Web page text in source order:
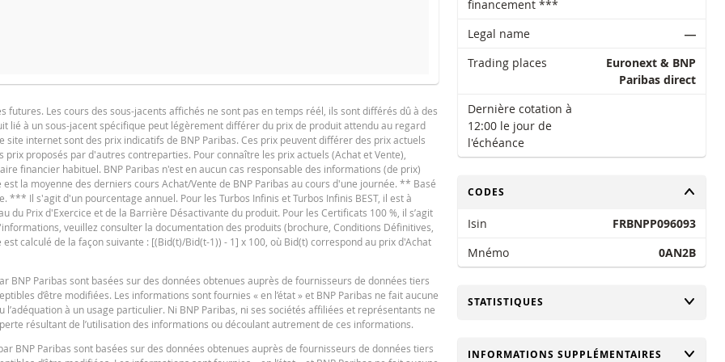
PÉRIODE
1 Jour 1 Semaine 1 An
SITUATION ACTUELLE NOUVELLE SITUATION
357,674
254,677
267,42
-
8,91
8,91
Les cours des sous-jacents affichés ne sont pas en temps réél, ils sont différés dû à des
lié à un sous-jacent spécifique peut légèrement différer du prix de produit attendu au regard
internet sont des prix indicatifs de BNP Paribas. Ces prix peuvent différer des prix actuels
proposés par d'autres contreparties. Pour connaître les prix actuels (Achat et Vente),
financier habituel. BNP Paribas n'est en aucun cas responsable des informations (de prix)
la moyenne des derniers cours Achat/Vente de BNP Paribas au cours d'une journée. ** Basé
Il s'agit d'un pourcentage annuel. Pour les Turbos Infinis et Turbos Infinis BEST, il est à
Prix d'Exercice et de la Barrière Désactivante du produit. Pour les Certificats 100 %, il s’agit
veuillez consulter la documentation des produits (brochure, Conditions Définitives,
calculé de la façon suivante : [(Bid(t)/Bid(t-1)) - 1] x 100, où Bid(t) correspond au prix d'Achat
BNP Paribas sont basées sur des données obtenues auprès de fournisseurs de données tiers
d’être modifiées. Les informations sont fournies « en l’état » et BNP Paribas ne fait aucune
à un usage particulier. Ni BNP Paribas, ni ses sociétés affiliées et représentants ne
résultant de l’utilisation des informations ou découlant autrement de ces informations.
BNP Paribas sont basées sur des données obtenues auprès de fournisseurs de données tiers
financement ***
Legal name
―
Trading places
Euronext & BNP
Paribas direct
Dernière cotation à
12:00 le jour de
l'échéance
CHANGER
CODES
Isin
FRBNPP096093
Mnémo
0AN2B
CHANGER
STATISTIQUES
CHANGER
INFORMATIONS SUPPLÉMENTAIRES